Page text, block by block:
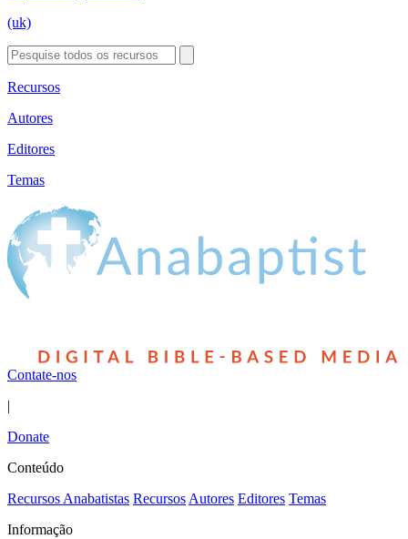
(uk)
Recursos
Autores
Editores
Temas
Contate-nos
|
Donate
Conteúdo
Recursos Anabatistas Recursos Autores Editores Temas
Informação